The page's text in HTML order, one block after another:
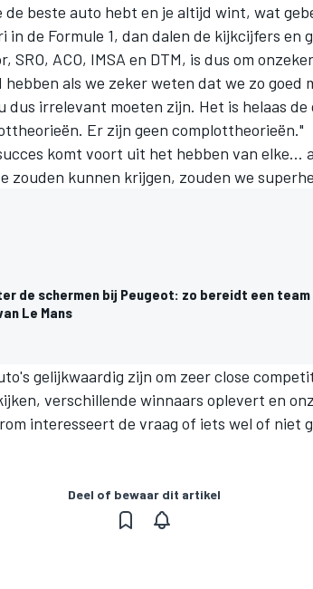
de beste auto hebt en je altijd wint, wat
in de Formule 1, dan dalen de kijkcijfers en
SRO, ACO, IMSA en DTM, is dus om
als we zeker weten dat we zo goed
dus irrelevant moeten zijn. Het is helaas
Er zijn geen complottheorieën."
komt voort uit het hebben van elke…
zouden kunnen krijgen, zouden we
de schermen bij Peugeot: zo bereidt een
Le Mans
gelijkwaardig zijn om zeer close
verschillende winnaars oplevert en
interesseert de vraag of iets wel of niet
Deel of bewaar dit artikel